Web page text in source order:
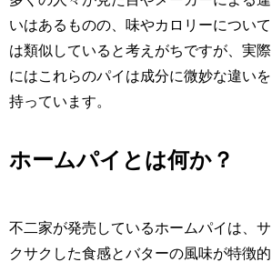
いはあるものの、味やカロリーについて
は類似していると考えがちですが、実際
にはこれらのパイは成分に微妙な違いを
持っています。
ホームパイとは何か？
不二家が発売しているホームパイは、サ
クサクした食感とバターの風味が特徴的